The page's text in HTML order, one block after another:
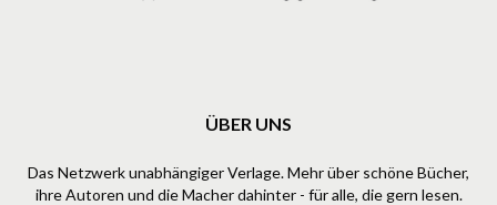
ÜBER UNS
Das Netzwerk unabhängiger Verlage. Mehr über schöne Bücher,
ihre Autoren und die Macher dahinter - für alle, die gern lesen.